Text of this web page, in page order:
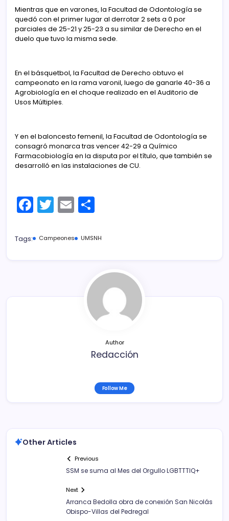
Mientras que en varones, la Facultad de Odontología se
quedó con el primer lugar al derrotar 2 sets a 0 por
parciales de 25-21 y 25-23 a su similar de Derecho en el
duelo que tuvo la misma sede.
En el básquetbol, la Facultad de Derecho obtuvo el
campeonato en la rama varonil, luego de ganarle 40-36 a
Agrobiología en el choque realizado en el Auditorio de
Usos Múltiples.
Y en el baloncesto femenil, la Facultad de Odontología se
consagró monarca tras vencer 42-29 a Químico
Farmacobiología en la disputa por el título, que también se
desarrolló en las instalaciones de CU.
F
a
c
T
w
itt
E
m
ai m
ar
tir
Tags: Campeones UMSNH
Author
Redacción
Follow Me
Other Articles
Previous
SSM se suma al Mes del Orgullo LGBTTTIQ+
Next
Arranca Bedolla obra de conexión San Nicolás
Obispo-Villas del Pedregal